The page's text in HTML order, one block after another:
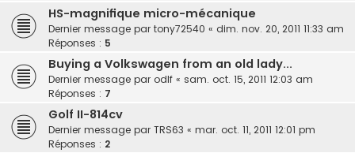
HS-magnifique micro-mécanique
Dernier message par tony72540 « dim. nov. 20, 2011 11:33 am
Réponses : 5
Buying a Volkswagen from an old lady...
Dernier message par odlf « sam. oct. 15, 2011 12:03 am
Réponses : 7
Golf II-814cv
Dernier message par TRS63 « mar. oct. 11, 2011 12:01 pm
Réponses : 2